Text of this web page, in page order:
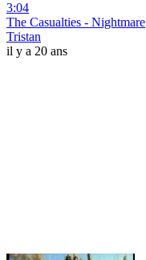
3:04
The Casualties - Nightmare
Tristan
il y a 20 ans